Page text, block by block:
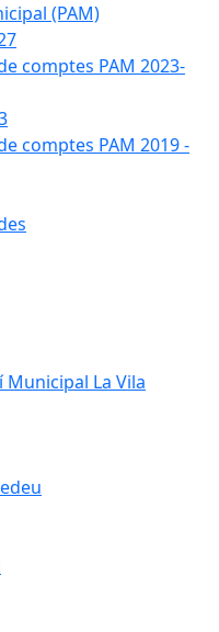
(PAM)
comptes PAM 2023-
comptes PAM 2019 -
La Vila